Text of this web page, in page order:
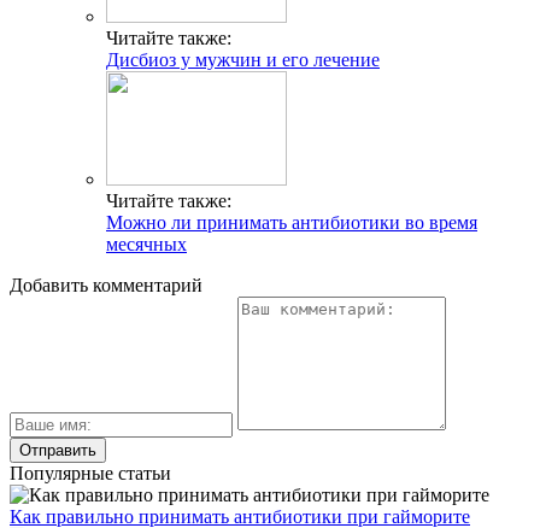
Читайте также:
Дисбиоз у мужчин и его лечение
Читайте также:
Можно ли принимать антибиотики во время
месячных
Добавить комментарий
Популярные статьи
Как правильно принимать антибиотики при гайморите